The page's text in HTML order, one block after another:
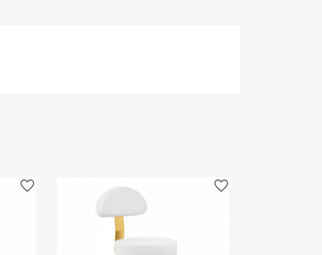
favorite_border favorite_border